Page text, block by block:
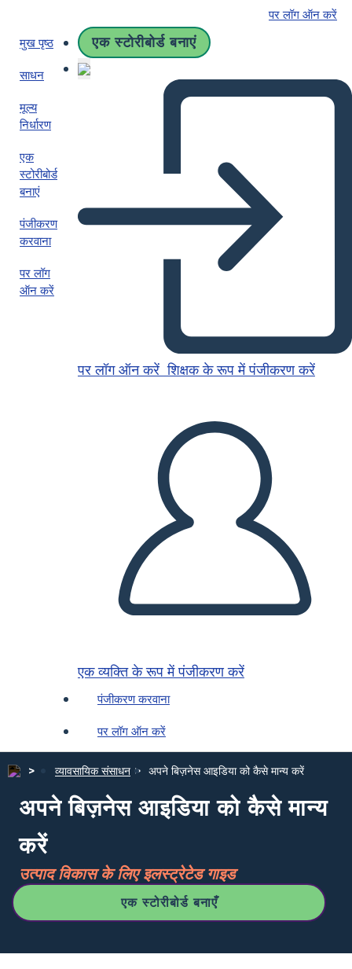
पर लॉग ऑन करें
मुख पृष्ठ
साधन
मूल्य
निर्धारण
एक
स्टोरीबोर्ड
बनाएं
पंजीकरण
करवाना
पर लॉग
ऑन करें
एक स्टोरीबोर्ड बनाएं
पर लॉग ऑन करें शिक्षक के रूप में पंजीकरण करें
एक व्यक्ति के रूप में पंजीकरण करें
पंजीकरण करवाना
पर लॉग ऑन करें
व्यावसायिक संसाधन अपने बिज़नेस आइडिया को कैसे मान्य करें
अपने बिज़नेस आइडिया को कैसे मान्य
करें
उत्पाद विकास के लिए इलस्ट्रेटेड गाइड
एक स्टोरीबोर्ड बनाएँ